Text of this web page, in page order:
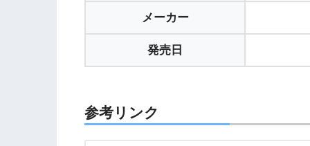
メーカー
発売日
参考リンク